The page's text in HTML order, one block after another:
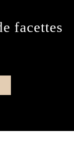
facettes